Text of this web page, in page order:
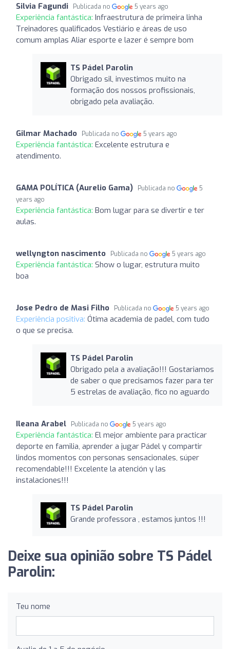
Silvia Fagundi Publicada no 5 years ago
Experiência fantástica: Infraestrutura de primeira linha
Treinadores qualificados Vestiário e áreas de uso
comum amplas Aliar esporte e lazer é sempre bom
TS Pádel Parolin
Obrigado sil, investimos muito na
formação dos nossos profissionais,
obrigado pela avaliação.
Gilmar Machado Publicada no 5 years ago
Experiência fantástica: Excelente estrutura e
atendimento.
GAMA POLÍTICA (Aurelio Gama) Publicada no
5
years ago
Experiência fantástica: Bom lugar para se divertir e ter
aulas.
wellyngton nascimento Publicada no 5 years ago
Experiência fantástica: Show o lugar, estrutura muito
boa
Jose Pedro de Masi Filho Publicada no 5 years ago
Experiência positiva: Ótima academia de padel, com tudo
o que se precisa.
TS Pádel Parolin
Obrigado pela a avaliação!!! Gostariamos
de saber o que precisamos fazer para ter
5 estrelas de avaliação, fico no aguardo
Ileana Arabel Publicada no 5 years ago
Experiência fantástica: El mejor ambiente para practicar
deporte en familia, aprender a jugar Pádel y compartir
lindos momentos con personas sensacionales, súper
recomendable!!! Excelente la atención y las
instalaciones!!!
TS Pádel Parolin
Grande professora , estamos juntos !!!
Deixe sua opinião sobre TS Pádel
Parolin:
Teu nome